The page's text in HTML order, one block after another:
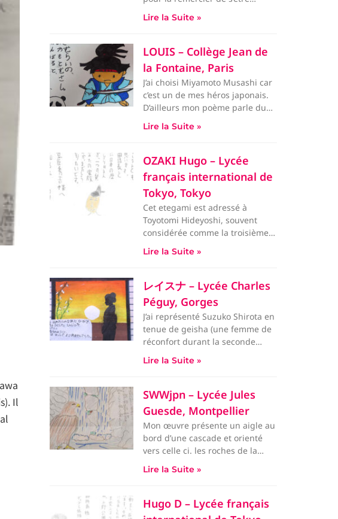
Il
battue pour son pays et le
Lire la Suite »
LOUIS – Collège Jean de
la Fontaine, Paris
J’ai choisi Miyamoto Musashi car
c’est un de mes héros japonais.
D’ailleurs mon poème parle du
fait de
Lire la Suite »
OZAKI Hugo – Lycée
français international de
Tokyo, Tokyo
Cet etegami est adressé à
Toyotomi Hideyoshi, souvent
considérée comme la troisième
personne la plus importante de
l&#82
Lire la Suite »
レイスナ – Lycée Charles
Péguy, Gorges
J’ai représenté Suzuko Shirota en
tenue de geisha (une femme de
réconfort durant la seconde
guerre mondial.Elle se trouv
Lire la Suite »
SWWjpn – Lycée Jules
Guesde, Montpellier
Mon œuvre présente un aigle au
bord d’une cascade et orienté
vers celle ci. les roches de la
cascade serve à solid
Lire la Suite »
Hugo D – Lycée français